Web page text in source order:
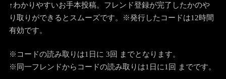
↑わかりやすいお手本投稿。フレンド登録が完了したかのや
り取りができるとスムーズです。※発行したコードは12時間
有効です。
※コードの読み取りは1日に 3回 までとなります。
※同一フレンドからコードの読み取りは1日に1回 までです。